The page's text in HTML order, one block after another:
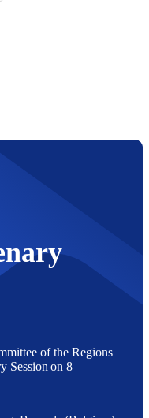
of the Regions
Session on 8